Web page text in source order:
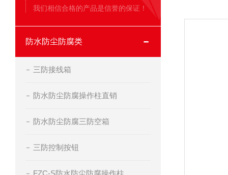
我们相信合格的产品是信誉的保证！
防水防尘防腐类
三防接线箱
防水防尘防腐操作柱直销
防水防尘防腐三防空箱
三防控制按钮
FZC-S防水防尘防腐操作柱